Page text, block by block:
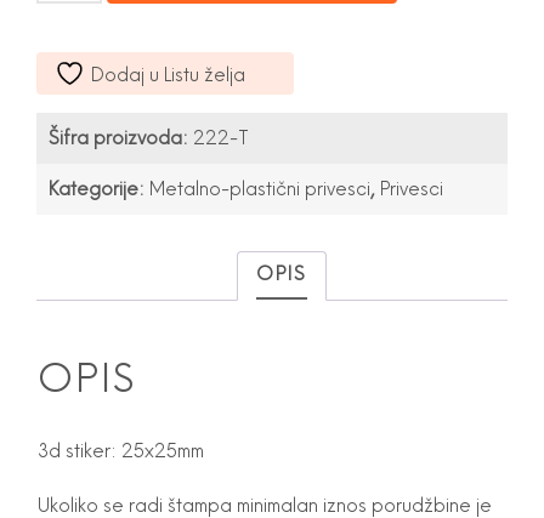
Dodaj u Listu želja
Šifra proizvoda: 222-T
Kategorije: Metalno-plastični privesci, Privesci
OPIS
OPIS
3d stiker: 25x25mm
Ukoliko se radi štampa minimalan iznos porudžbine je